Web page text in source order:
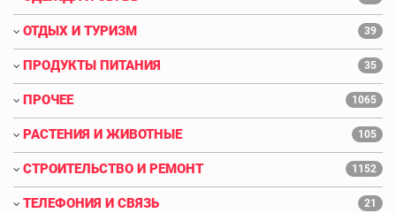
ОТДЫХ И ТУРИЗМ 39
ПРОДУКТЫ ПИТАНИЯ 35
ПРОЧЕЕ 1065
РАСТЕНИЯ И ЖИВОТНЫЕ 105
СТРОИТЕЛЬСТВО И РЕМОНТ 1152
ТЕЛЕФОНИЯ И СВЯЗЬ 21